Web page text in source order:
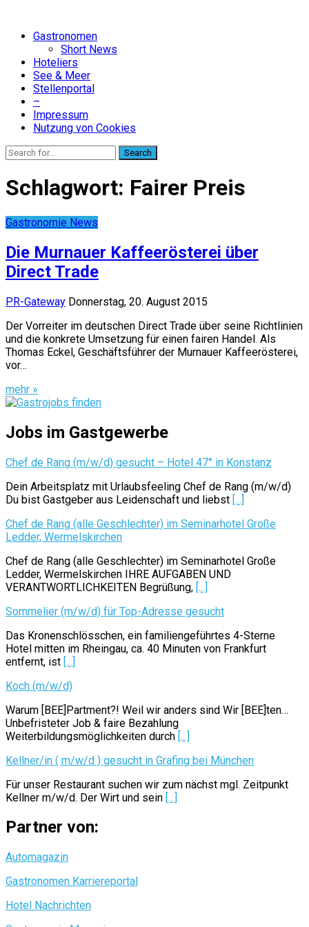
Gastronomen
Short News
Hoteliers
See & Meer
Stellenportal
–
Impressum
Nutzung von Cookies
Search
Schlagwort: Fairer Preis
Gastronomie News
Die Murnauer Kaffeerösterei über
Direct Trade
PR-Gateway Donnerstag, 20. August 2015
Der Vorreiter im deutschen Direct Trade über seine Richtlinien
und die konkrete Umsetzung für einen fairen Handel. Als
Thomas Eckel, Geschäftsführer der Murnauer Kaffeerösterei,
vor…
mehr »
Jobs im Gastgewerbe
Chef de Rang (m/w/d) gesucht – Hotel 47° in Konstanz
Dein Arbeitsplatz mit Urlaubsfeeling Chef de Rang (m/w/d)
Du bist Gastgeber aus Leidenschaft und liebst [...]
Chef de Rang (alle Geschlechter) im Seminarhotel Große
Ledder, Wermelskirchen
Chef de Rang (alle Geschlechter) im Seminarhotel Große
Ledder, Wermelskirchen IHRE AUFGABEN UND
VERANTWORTLICHKEITEN Begrüßung, [...]
Sommelier (m/w/d) für Top-Adresse gesucht
Das Kronenschlösschen, ein familiengeführtes 4-Sterne
Hotel mitten im Rheingau, ca. 40 Minuten von Frankfurt
entfernt, ist [...]
Koch (m/w/d)
Warum [BEE]Partment?! Weil wir anders sind Wir [BEE]ten…
Unbefristeter Job & faire Bezahlung
Weiterbildungsmöglichkeiten durch [...]
Kellner/in ( m/w/d ) gesucht in Grafing bei München
Für unser Restaurant suchen wir zum nächst mgl. Zeitpunkt
Kellner m/w/d. Der Wirt und sein [...]
Partner von:
Automagazin
Gastronomen Karriereportal
Hotel Nachrichten